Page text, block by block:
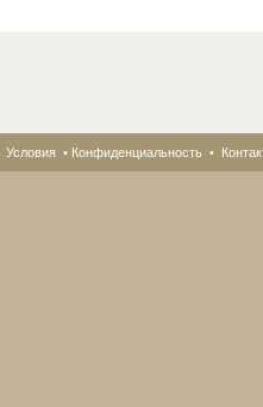
Условия • Конфиденциальность •